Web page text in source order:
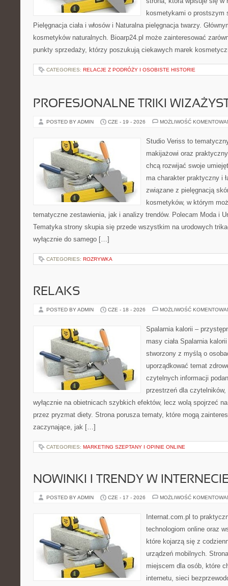
kosmetykami o prostszym
Pielęgnacja ciała i włosów i Naturalna pielęgnacja twarzy.
kosmetyków naturalnych. Bioarp24.pl może zainteresować
punkty sprzedaży, którzy poszukują ciekawych marek
CATEGORIES: RELACJE Z PODRÓŻY I OSOBISTE HISTORIE
PROFESJONALNE TRIKI
POSTED BY ADMIN CZE - 19 - 2026 MOŻLIWOŚĆ
Studio Veriss to
makijażowi oraz
chcą rozwijać swoje
ma charakter praktyczny i
związane z pielęgnacją
kosmetyków, w którym
tematyczne zestawienia, jak i analizy trendów. Polecam Moda i
Tematyka strony skupia się przede wszystkim na urodowych
wyłącznie do samego […]
CATEGORIES: ROZRYWKA
RELAKS
POSTED BY ADMIN CZE - 18 - 2026 MOŻLIWOŚĆ
Spalarnia kalorii –
masy ciała Spalarnia
stworzony z myślą o
uporządkować temat
czytelnych informacji
przestrzeń dla
wyłącznie na obietnicach szybkich efektów, lecz wolą spojrzeć
przez pryzmat diety. Strona porusza tematy, które mogą
zaczynające, jak […]
CATEGORIES: MARKETING SZEPTANY I OPINIE ONLINE
NOWINKI I TRENDY W
POSTED BY ADMIN CZE - 17 - 2026 MOŻLIWOŚĆ
Internat.com.pl to
technologiom online oraz
które kojarzą się z
urządzeń mobilnych.
miejscem dla osób, które
internetu, sieci